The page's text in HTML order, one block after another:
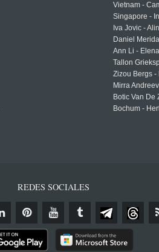
Vietnam -
Singapore -
Iva Jovic -
Daniel
Ann Li -
Tallon
Zizou Bergs -
Mirra
Botic Van De
Bochum -
REDES SOCIALES